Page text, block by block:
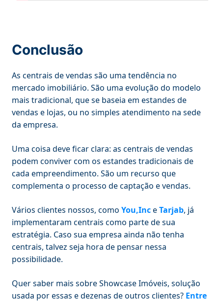
Conclusão
As centrais de vendas são uma tendência no
mercado imobiliário. São uma evolução do modelo
mais tradicional, que se baseia em estandes de
vendas e lojas, ou no simples atendimento na sede
da empresa.
Uma coisa deve ficar clara: as centrais de vendas
podem conviver com os estandes tradicionais de
cada empreendimento. São um recurso que
complementa o processo de captação e vendas.
Vários clientes nossos, como You,InceTarjab, já
implementaram centrais como parte de sua
estratégia. Caso sua empresa ainda não tenha
centrais, talvez seja hora de pensar nessa
possibilidade.
Quer saber mais sobre Showcase Imóveis, solução
usada por essas e dezenas de outros clientes? Entre